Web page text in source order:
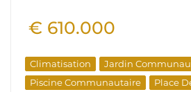
€ 610.000
Climatisation
Jardin
Piscine Communautaire
Place